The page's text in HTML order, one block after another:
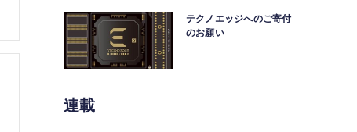
テクノエッジへのご寄付
のお願い
連載